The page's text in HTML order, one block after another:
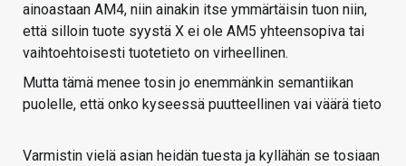
ainoastaan AM4, niin ainakin itse ymmärtäisin tuon niin,
että silloin tuote syystä X ei ole AM5 yhteensopiva tai
vaihtoehtoisesti tuotetieto on virheellinen.
Mutta tämä menee tosin jo enemmänkin semantiikan
puolelle, että onko kyseessä puutteellinen vai väärä tieto
Varmistin vielä asian heidän tuesta ja kyllähän se tosiaan